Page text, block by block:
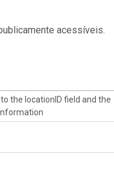
acessíveis.
the locationID field and the